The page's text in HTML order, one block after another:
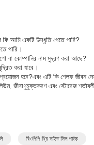
কি আমি একটি উদ্ধৃতি পেতে পারি?
পারি।
বা কোম্পানির নাম মুদ্রণ করা আছে?
করা যাবে।
হবে?এবং এটি কি শেলফ জীবন
জীবাণুমুক্তকরণ এবং স্টোরেজ
বিওপিপি থ্রি সাইড সিল পাউচ